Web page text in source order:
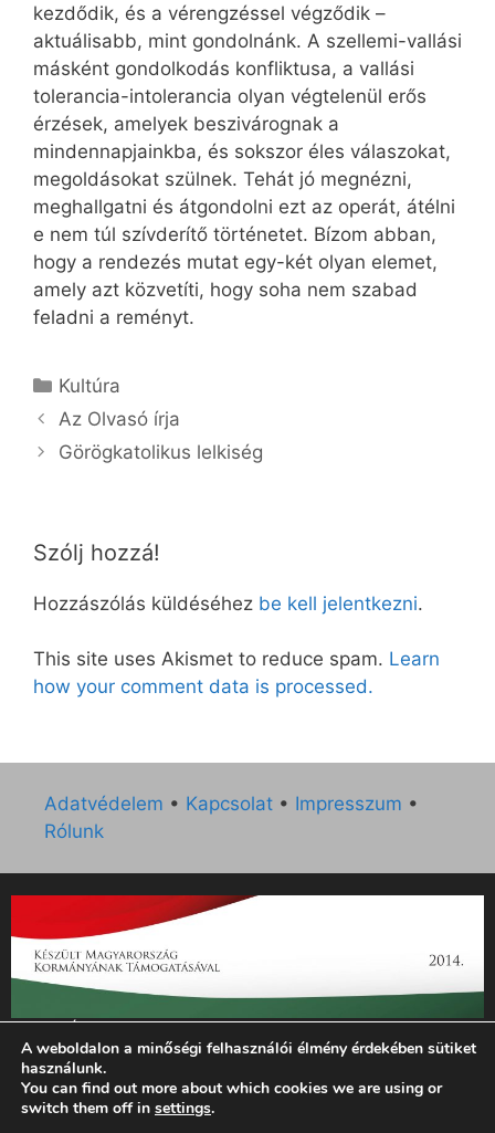
kezdődik, és a vérengzéssel végződik –
aktuálisabb, mint gondolnánk. A szellemi-vallási
másként gondolkodás konfliktusa, a vallási
tolerancia-intolerancia olyan végtelenül erős
érzések, amelyek beszivárognak a
mindennapjainkba, és sokszor éles válaszokat,
megoldásokat szülnek. Tehát jó megnézni,
meghallgatni és átgondolni ezt az operát, átélni
e nem túl szívderítő történetet. Bízom abban,
hogy a rendezés mutat egy-két olyan elemet,
amely azt közvetíti, hogy soha nem szabad
feladni a reményt.
Kategória
Kultúra
Az Olvasó írja
Görögkatolikus lelkiség
Szólj hozzá!
Hozzászólás küldéséhez be kell jelentkezni.
This site uses Akismet to reduce spam. Learn
how your comment data is processed.
Adatvédelem • Kapcsolat • Impresszum •
Rólunk
„Az Új Ember katolikus hetilap 2014. évi működésének
támogatását az EGYH-KCP-14-P-0121 sz. támogatási
szerződés keretében 3 000 000 Ft összegben támogatta az
Emberi Erőforrások Minisztériuma.”
A weboldalon a minőségi felhasználói élmény érdekében sütiket
használunk.
You can find out more about which cookies we are using or
switch them off in settings.